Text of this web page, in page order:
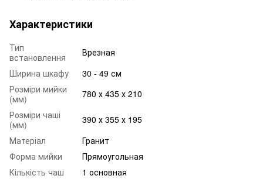
Характеристики
Тип
встановлення
Врезная
Ширина шкафу
30 - 49 см
Розміри мийки
(мм)
780 х 435 х 210
Розміри чаші
(мм)
390 х 355 х 195
Матеріал
Гранит
Форма мийки
Прямоугольная
Кількість чаш
1 основная